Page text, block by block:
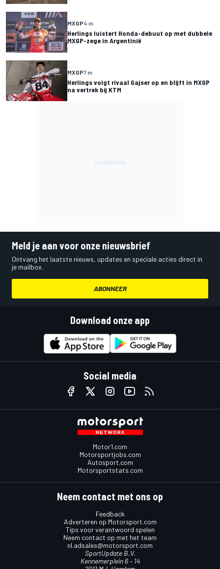
MXGP4 m
Herlings luistert Honda-debuut op met dubbele
MXGP-zege in Argentinië
MXGP7 m
Herlings volgt rivaal Gajser op en blijft in MXGP
na vertrek bij KTM
Meld je aan voor onze nieuwsbrief
Ontvang het laatste nieuws, updates en speciale acties direct in
je mailbox.
ABONNEER
Download onze app
Social media
Motor1.com
Motorsportjobs.com
Autosport.com
Motorsportstats.com
Neem contact met ons op
Feedback
Adverteren op Motorsport.com
Tips voor verantwoord spelen
Neem contact op met het team
nl.adsales@motorsport.com
SportUpdate B.V.
Kennemerplein 6 – 14